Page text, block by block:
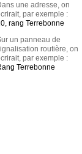
une adresse, on
par exemple :
rang Terrebonne
un panneau de
routière, on
par exemple :
Terrebonne